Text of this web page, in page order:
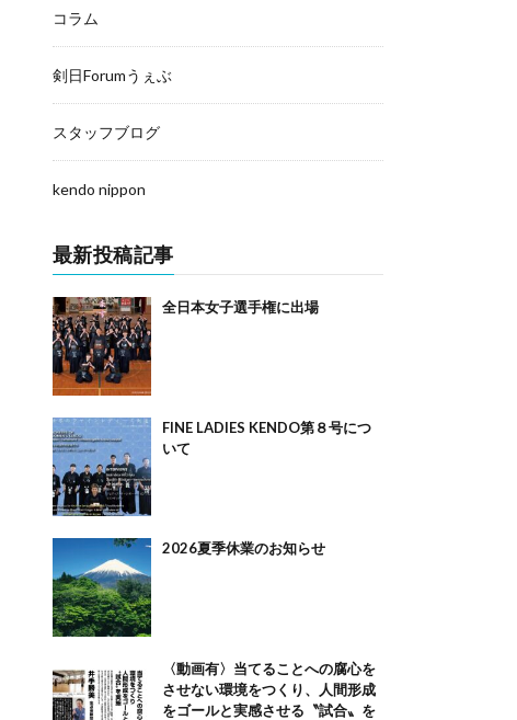
コラム
剣日Forumうぇぶ
スタッフブログ
kendo nippon
最新投稿記事
全日本女子選手権に出場
FINE LADIES KENDO第８号につ
いて
2026夏季休業のお知らせ
〈動画有〉当てることへの腐心を
させない環境をつくり、人間形成
をゴールと実感させる〝試合〟を